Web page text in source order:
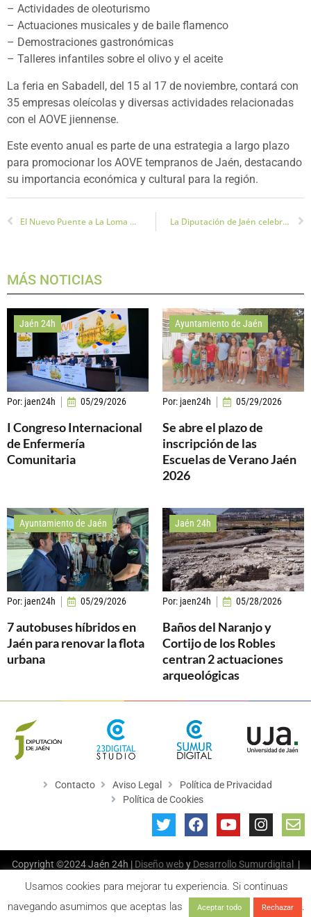
– Actividades de oleoturismo
– Actuaciones musicales y de baile flamenco
– Demostraciones gastronómicas
– Talleres infantiles sobre el olivo y el aceite
La feria en Sabadell, del 15 al 17 de noviembre, contará con
35 empresas oleícolas y diversas actividades relacionadas
con el AOVE jiennense.
Este evento anual es parte de una estrategia a largo plazo
para promocionar los AOVE tempranos de Jaén, destacando
su importancia económica y cultural para la región.
El Nuevo Puente a La Loma de Mari Ángela va a Buen Ritmo La Diputación de Jaén celebra el legado de Miguel Hernández
MÁS NOTICIAS
Jaén 24h
Por: jaen24h 05/29/2026
I Congreso Internacional
de Enfermería
Comunitaria
Ayuntamiento de Jaén
Por: jaen24h 05/29/2026
Se abre el plazo de
inscripción de las
Escuelas de Verano Jaén
2026
Ayuntamiento de Jaén
Por: jaen24h 05/29/2026
7 autobuses híbridos en
Jaén para renovar la flota
urbana
Jaén 24h
Por: jaen24h 05/28/2026
Baños del Naranjo y
Cortijo de los Robles
centran 2 actuaciones
arqueológicas
Contacto Aviso Legal
Política de Privacidad
Política de Cookies
Copyright ©2024 Jaén 24h | Diseño web y Desarrollo Sumurdigital
|
Usamos cookies para mejorar tu experiencia. Si continuas
navegando asumimos que aceptas las
Aceptar todo Rechazar .